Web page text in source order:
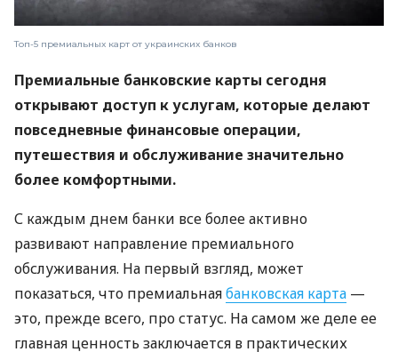
Топ-5 премиальных карт от украинских банков
Премиальные банковские карты сегодня
открывают доступ к услугам, которые делают
повседневные финансовые операции,
путешествия и обслуживание значительно
более комфортными.
С каждым днем ​​банки все более активно
развивают направление премиального
обслуживания. На первый взгляд, может
показаться, что премиальнаябанковская карта —
это, прежде всего, про статус. На самом же деле ее
главная ценность заключается в практических